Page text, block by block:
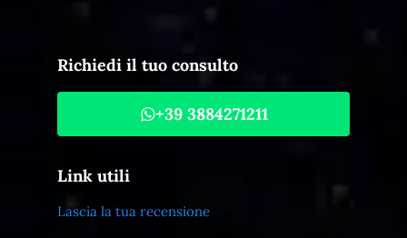
Richiedi il tuo consulto
+39 3884271211
Link utili
Lascia la tua recensione